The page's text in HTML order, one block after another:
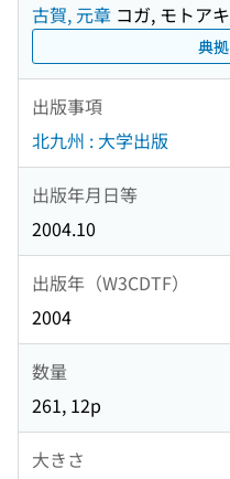
古賀, 元章 コガ, モトアキ
典拠
出版事項
北九州 : 大学出版
出版年月日等
2004.10
出版年（W3CDTF）
2004
数量
261, 12p
大きさ